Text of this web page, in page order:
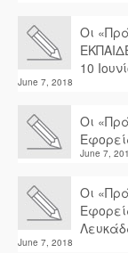
Οι
10
June 7, 2018
Οι
June 7,
Οι
June 7, 2018